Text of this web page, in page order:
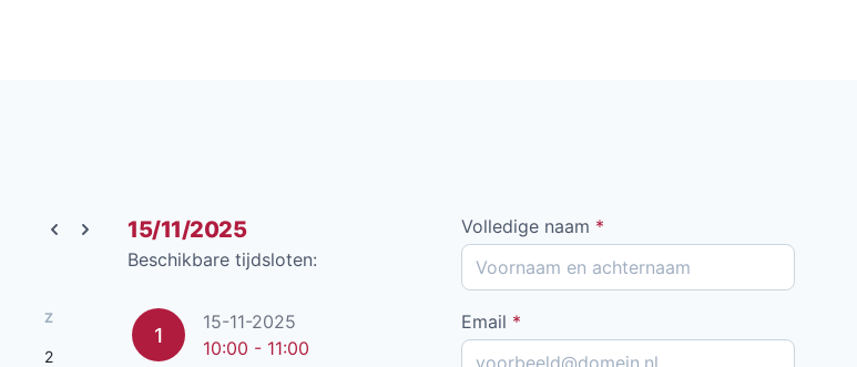
Previous month
Next month
Z
2
15/11/2025
Beschikbare tijdsloten:
1
15-11-2025
10:00 - 11:00
Volledige naam *
Email *